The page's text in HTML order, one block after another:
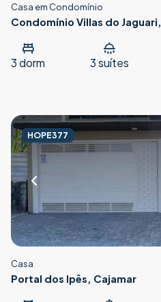
Casa em Condomínio
Condomínio Villas do Jaguari,
3dorm 3suítes
HOPE377
Casa
Portal dos Ipês, Cajamar